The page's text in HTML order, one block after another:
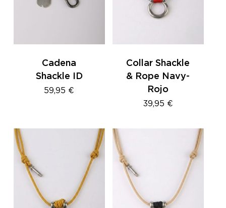
Cadena
Shackle ID
59,95 €
Collar Shackle
& Rope Navy-
Rojo
39,95 €